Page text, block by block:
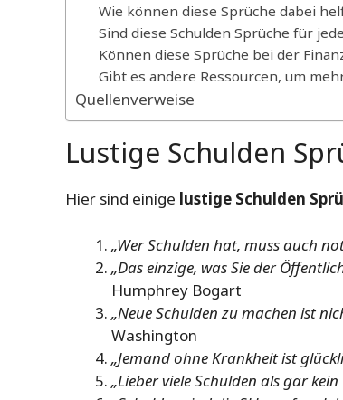
Wie können diese Sprüche dabei
Sind diese Schulden Sprüche für
Können diese Sprüche bei der
Gibt es andere Ressourcen, um
Quellenverweise
Lustige Schulden
Hier sind einige lustige Schulden
„Wer Schulden hat, muss auch
„Das einzige, was Sie der
Humphrey Bogart
„Neue Schulden zu machen ist
Washington
„Jemand ohne Krankheit ist
„Lieber viele Schulden als gar kein